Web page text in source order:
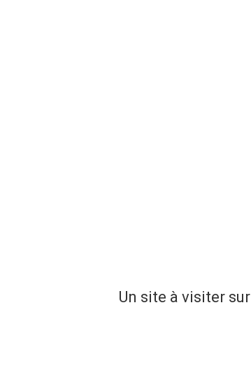
Un site à visiter sur